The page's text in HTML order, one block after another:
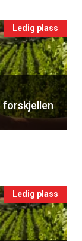
Ledig plass
forskjellen
Ledig plass